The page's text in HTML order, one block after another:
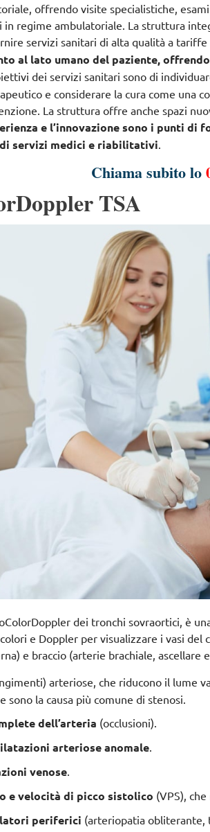
offrendovisite specialistiche,
regime ambulatoriale . La struttura
servizi sanitari di alta qualità a tariffe
al lato umano del paziente,
dei servizi sanitari sono di
e considerare la cura come una
. La struttura offre anche spazi
e l’innovazione sono i punti
servizi medici e riabilitativi
Chiama subito lo
TSA
dei tronchi sovraortici, è
e Doppler per visualizzare i vasi
e braccio (arterie brachiale, ascellare
arteriose, che riducono il lume
sono la causa più comune di stenosi.
dell’arteria (occlusioni).
arteriose anomale.
venose.
e velocità di picco sistolico (VPS),
periferici (arteriopatia